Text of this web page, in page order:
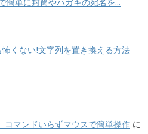
簡単に封筒やハガキの宛名を...
くない!文字列を置き換える方法
マンドいらずマウスで簡単操作 に